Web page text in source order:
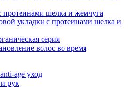
протеинами шелка и жемчуга
укладки с протеинами шелка и
серия
волос во время
age уход
рук